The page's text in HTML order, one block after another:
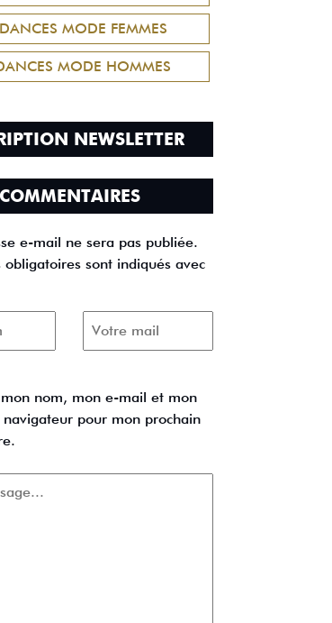
MODE FEMMES
MODE HOMMES
NEWSLETTER
COMMENTAIRES
e-mail ne sera pas publiée.
obligatoires sont indiqués avec
nom, mon e-mail et mon
pour mon prochain